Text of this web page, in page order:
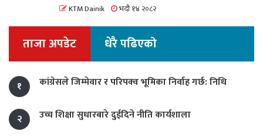
KTM Dainik भदौ १४ २०८२
ताजा अपडेट धेरै पढिएको
१ कांग्रेसले जिम्मेवार र परिपक्व भूमिका निर्वाह गर्छ: निधि
२ उच्च शिक्षा सुधारबारे दुईदिने नीति कार्यशाला